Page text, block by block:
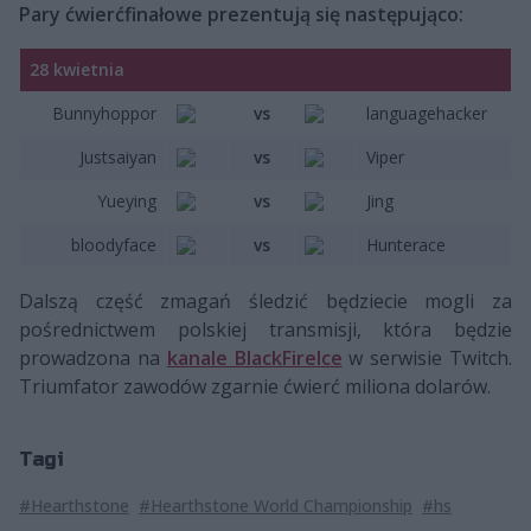
Pary ćwierćfinałowe prezentują się następująco:
28 kwietnia
Bunnyhoppor
vs
languagehacker
Justsaiyan
vs
Viper
Yueying
vs
Jing
bloodyface
vs Hunterace
Dalszą część zmagań śledzić będziecie mogli za
pośrednictwem polskiej transmisji, która będzie
prowadzona na kanale BlackFireIce w serwisie Twitch.
Triumfator zawodów zgarnie ćwierć miliona dolarów.
Tagi
#Hearthstone #Hearthstone World Championship #hs